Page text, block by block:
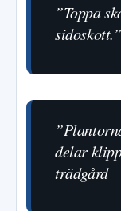
”Toppa
delar
trädgård